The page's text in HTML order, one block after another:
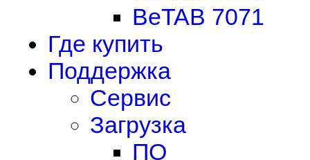
BeTAB 7071
Где купить
Поддержка
Сервис
Загрузка
ПО